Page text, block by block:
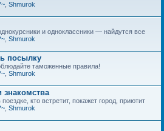
Shmurok
и одноклассники — найдутся все
Shmurok
посылку
таможенные правила!
Shmurok
знакомства
кто встретит, покажет город, приютит
Shmurok